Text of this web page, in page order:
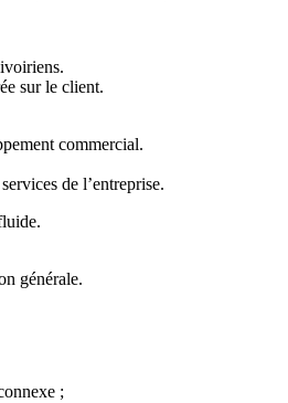
sur le client.
commercial.
de l’entreprise.
générale.
;